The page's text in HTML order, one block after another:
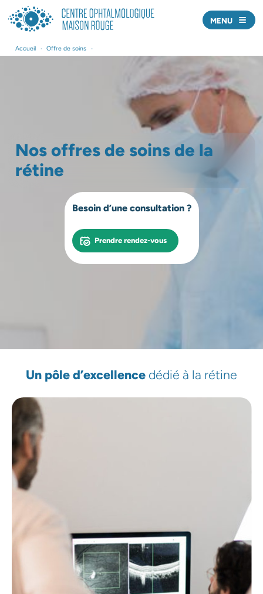
Prendre rendez-vous
J’AI UNE URGENCE
Professionnels de santé
MENU
Accueil • Offre de soins •
Nos offres de soins de la
rétine
Besoin d’une consultation ?
Prendre rendez-vous
Un pôle d’excellence dédié à la rétine